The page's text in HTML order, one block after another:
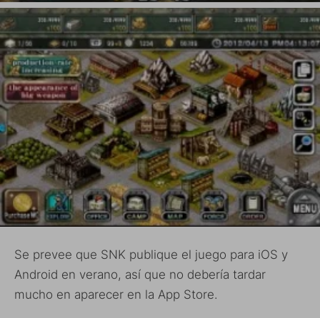
Se prevee que SNK publique el juego para iOS y
Android en verano, así que no debería tardar
mucho en aparecer en la App Store.